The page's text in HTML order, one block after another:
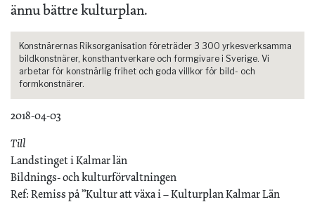
ännu bättre kulturplan.
Konstnärernas Riksorganisation företräder 3 300 yrkesverksamma
bildkonstnärer, konsthantverkare och formgivare i Sverige. Vi
arbetar för konstnärlig frihet och goda villkor för bild- och
formkonstnärer.
2018-04-03
Till
Landstinget i Kalmar län
Bildnings- och kulturförvaltningen
Ref: Remiss på ”Kultur att växa i – Kulturplan Kalmar Län